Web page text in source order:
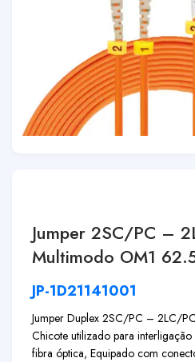
Jumper 2SC/PC –
Multimodo OM1
JP-1D21141001
Jumper Duplex 2SC/PC – 2LC/
Chicote utilizado para
fibra óptica, Equipado com